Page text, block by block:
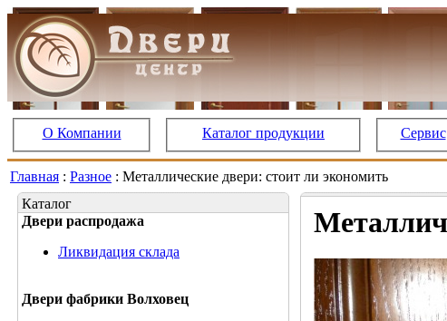
О Компании Каталог продукции Сервис
Главная : Разное : Металлические двери: стоит ли экономить
Каталог
Двери распродажа
Ликвидация склада
Двери фабрики Волховец